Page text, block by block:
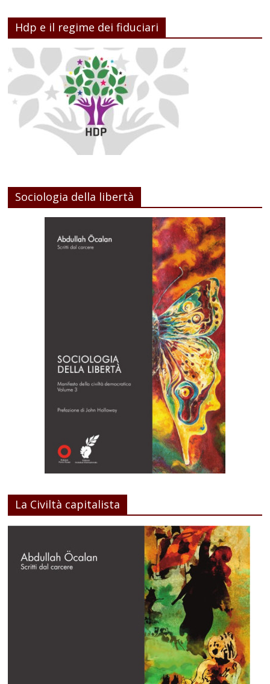
Hdp e il regime dei fiduciari
Sociologia della libertà
La Civiltà capitalista